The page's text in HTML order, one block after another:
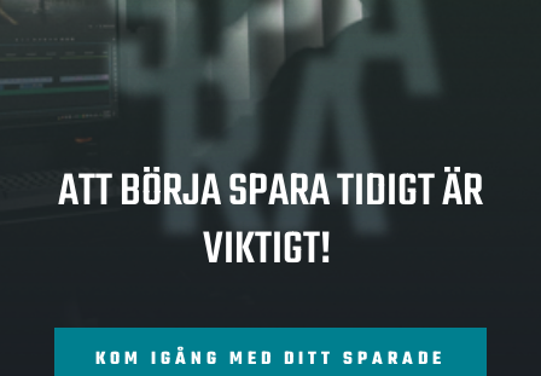
RA
ATT BÖRJA SPARA TIDIGT ÄR
VIKTIGT!
KOM IGÅNG MED DITT SPARADE